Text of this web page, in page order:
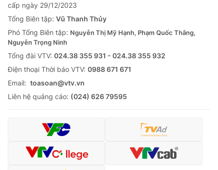
cấp ngày 29/12/2023
Tổng Biên tập: Vũ Thanh Thủy
Phó Tổng Biên tập: Nguyễn Thị Mỹ Hạnh, Phạm Quốc Thắng,
Nguyễn Trọng Ninh
Tổng đài VTV: 024.38 355 931 - 024.38 355 932
Ðiện thoại Thời báo VTV: 0988 671 671
Email: toasoan@vtv.vn
Liên hệ quảng cáo: (024) 626 79595